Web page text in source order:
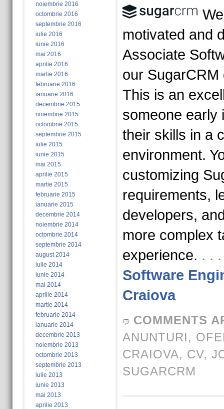
noiembrie 2016
octombrie 2016
septembrie 2016
iulie 2016
iunie 2016
mai 2016
aprilie 2016
martie 2016
februarie 2016
ianuarie 2016
decembrie 2015
noiembrie 2015
octombrie 2015
septembrie 2015
iulie 2015
iunie 2015
mai 2015
aprilie 2015
martie 2015
februarie 2015
ianuarie 2015
decembrie 2014
noiembrie 2014
octombrie 2014
septembrie 2014
august 2014
iulie 2014
iunie 2014
mai 2014
aprilie 2014
martie 2014
februarie 2014
ianuarie 2014
decembrie 2013
noiembrie 2013
octombrie 2013
septembrie 2013
iulie 2013
iunie 2013
mai 2013
aprilie 2013
motivated and
Associate
our
This is an
someone early
their skills in a
environment.
customizing
requirements,
developers,
more complex
experience. . .
Software
Craiova
COMMENTS
ANUNTURI,
CRAIOVA, CV,
SUGARCRM